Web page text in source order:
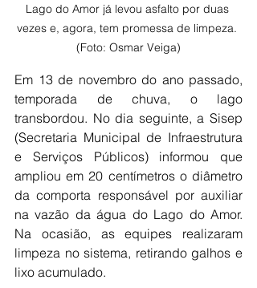
Lago do Amor já levou asfalto por duas
vezes e, agora, tem promessa de limpeza.
(Foto: Osmar Veiga)
Em 13 de novembro do ano passado,
temporada de chuva, o lago
transbordou. No dia seguinte, a Sisep
(Secretaria Municipal de Infraestrutura
e Serviços Públicos) informou que
ampliou em 20 centímetros o diâmetro
da comporta responsável por auxiliar
na vazão da água do Lago do Amor.
Na ocasião, as equipes realizaram
limpeza no sistema, retirando galhos e
lixo acumulado.